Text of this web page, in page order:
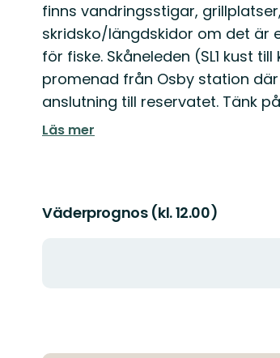
finns vandringsstigar,
skridsko/längdskidor om det är
för fiske. Skåneleden (SL1 kust
promenad från Osby station
anslutning till reservatet. Tänk
Läs mer
Väderprognos (kl. 12.00)